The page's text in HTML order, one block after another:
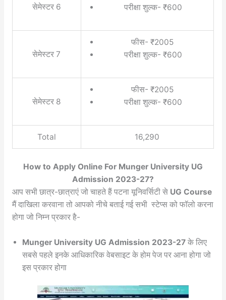
सेमेस्टर 6
परीक्षा शुल्क- ₹600
सेमेस्टर 7
फीस- ₹2005
परीक्षा शुल्क- ₹600
सेमेस्टर 8
फीस- ₹2005
परीक्षा शुल्क- ₹600
Total 16,290
How to Apply Online For Munger University UG
Admission 2023-27?
आप सभी छात्र-छात्राएं जो चाहते हैं पटना यूनिवर्सिटी से UG Course
मैं दाखिला करवाना तो आपको नीचे बताई गई सभी स्टेप्स को फॉलो करना
होगा जो निम्न प्रकार है-
Munger University UG Admission 2023-27 के लिए
सबसे पहले इनके आधिकारिक वेबसाइट के होम पेज पर आना होगा जो
इस प्रकार होगा